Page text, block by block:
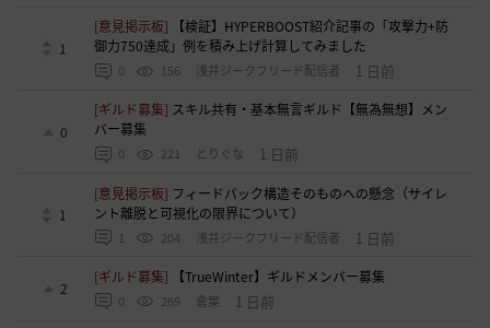
1
[意見掲示板]
【検証】HYPERBOOST紹介記事の「攻撃力+防
御力750達成」例を積み上げ計算してみました
0 156 浅井ジークフリード配信者 1 日前
0
[ギルド募集] スキル共有・基本無言ギルド【無為無想】メン
バー募集
0 221 とりぐな 1 日前
1
[意見掲示板] フィードバック構造そのものへの懸念（サイレ
ント離脱と可視化の限界について）
1 204 浅井ジークフリード配信者 1 日前
2
[ギルド募集] 【TrueWinter】ギルドメンバー募集
0 269 倉葉 1 日前